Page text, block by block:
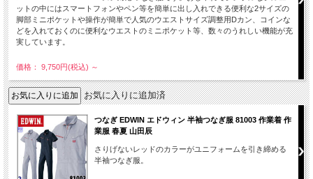
ットの中にはスマートフォンやペン等を簡単に出し入れできる便利な2サイズの
脚部ミニポケットや操作が簡単で人気のウエストサイズ調整用Dカン、コインな
どを入れておくのに便利なウエストのミニポケット等、数々のうれしい機能が充
実しています。
価格： 9,750円(税込) ～
お気に入りに追加済
つなぎ EDWIN エドウィン 半袖つなぎ服 81003 作業着 作
業服 春夏 山田辰
さりげないレッドのカラーがユニフォームを引き締める
半袖つなぎ服。